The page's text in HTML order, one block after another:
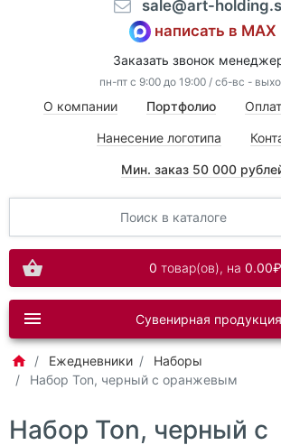
⠀sale@art-
написать в MAX
Заказать звонок
пн-пт с 9:00 до 19:00 / сб-вс -
О компании Портфолио
Нанесение логотипа
Мин. заказ 50 000
0 товар(ов), на 0.00₽
Сувенирная продукция
Ежедневники
Наборы
Набор Ton, черный с оранжевым
Набор Ton, черный с